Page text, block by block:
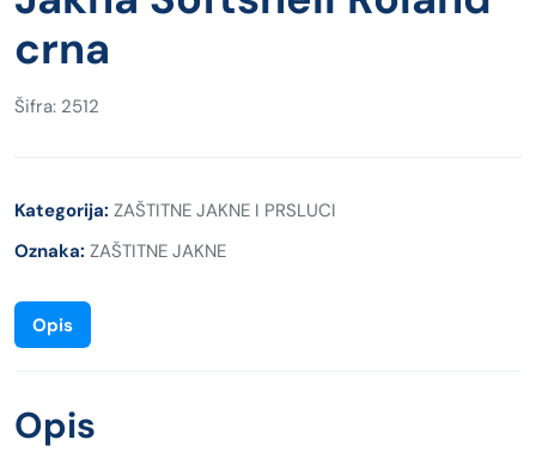
crna
Šifra: 2512
Kategorija: ZAŠTITNE JAKNE I PRSLUCI
Oznaka: ZAŠTITNE JAKNE
Opis
Opis